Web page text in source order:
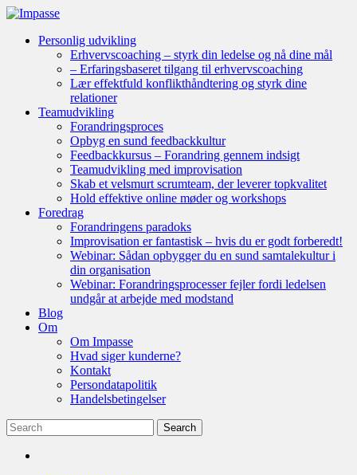
Personlig udvikling
Erhvervscoaching – styrk din ledelse og nå dine mål
– Erfaringsbaseret tilgang til erhvervscoaching
Lær effektfuld konflikthåndtering og styrk dine
relationer
Teamudvikling
Forandringsproces
Opbyg en sund feedbackkultur
Feedbackkursus – Forandring gennem indsigt
Teamudvikling med improvisation
Skab et velsmurt scrumteam, der leverer topkvalitet
Hold effektive online møder og workshops
Foredrag
Forandringens paradoks
Improvisation er fantastisk – hvis du er godt forberedt!
Webinar: Sådan opbygger du en sund samtalekultur i
din organisation
Webinar: Forandringsprocesser fejler fordi ledelsen
undgår at arbejde med modstand
Blog
Om
Om Impasse
Hvad siger kunderne?
Kontakt
Persondatapolitik
Handelsbetingelser